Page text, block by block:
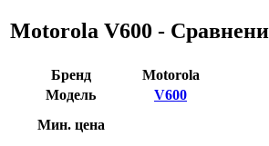
Motorola V600 -
Бренд Motorola
Модель
V600
Мин. цена